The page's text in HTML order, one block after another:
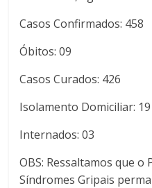
Casos Confirmados: 458
Óbitos: 09
Casos Curados: 426
Isolamento Domiciliar: 19
Internados: 03
OBS: Ressaltamos que
Síndromes Gripais